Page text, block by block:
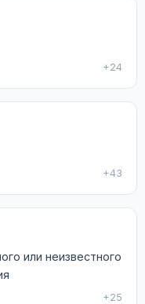
+24
+43
или неизвестного
+25